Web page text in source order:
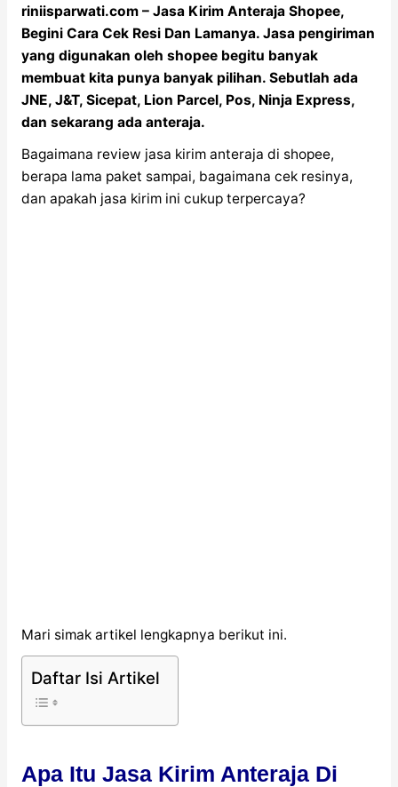
riniisparwati.com – Jasa Kirim Anteraja Shopee,
Begini Cara Cek Resi Dan Lamanya. Jasa pengiriman
yang digunakan oleh shopee begitu banyak
membuat kita punya banyak pilihan. Sebutlah ada
JNE, J&T, Sicepat, Lion Parcel, Pos, Ninja Express,
dan sekarang ada anteraja.
Bagaimana review jasa kirim anteraja di shopee,
berapa lama paket sampai, bagaimana cek resinya,
dan apakah jasa kirim ini cukup terpercaya?
Mari simak artikel lengkapnya berikut ini.
Daftar Isi Artikel
Apa Itu Jasa Kirim Anteraja Di